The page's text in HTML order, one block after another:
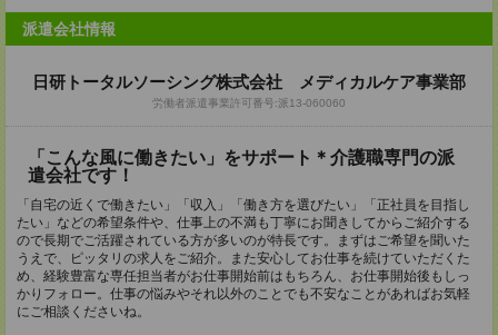
派遣会社情報
日研トータルソーシング株式会社 メディカルケア事業部
労働者派遣事業許可番号:派13-060060
「こんな風に働きたい」をサポート＊介護職専門の派
遣会社です！
「自宅の近くで働きたい」「収入」「働き方を選びたい」「正社員を目指し
たい」などの希望条件や、仕事上の不満も丁寧にお聞きしてからご紹介する
ので長期でご活躍されている方が多いのが特長です。まずはご希望を聞いた
うえで、ピッタリの求人をご紹介。また安心してお仕事を続けていただくた
め、経験豊富な専任担当者がお仕事開始前はもちろん、お仕事開始後もしっ
かりフォロー。仕事の悩みやそれ以外のことでも不安なことがあればお気軽
にご相談くださいね。